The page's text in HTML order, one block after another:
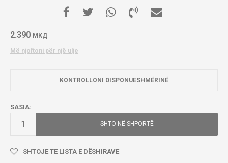
2.390 МКД
Më njoftoni për një ulje
KONTROLLONI DISPONUESHMËRINË
SASIA:
SHTO NË SHPORTË
SHTOJE TE LISTA E DËSHIRAVE